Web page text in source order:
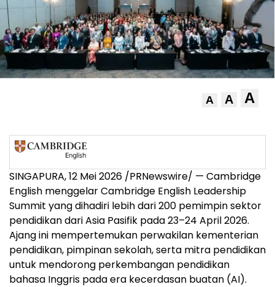
A A A
SINGAPURA, 12 Mei 2026 /PRNewswire/ — Cambridge
English menggelar Cambridge English Leadership
Summit yang dihadiri lebih dari 200 pemimpin sektor
pendidikan dari Asia Pasifik pada 23–24 April 2026.
Ajang ini mempertemukan perwakilan kementerian
pendidikan, pimpinan sekolah, serta mitra pendidikan
untuk mendorong perkembangan pendidikan
bahasa Inggris pada era kecerdasan buatan (AI).